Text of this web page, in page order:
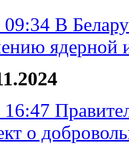
09:34 В
ядерной
16:47
о